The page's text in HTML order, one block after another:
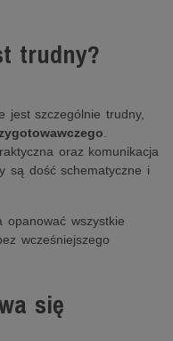
trudny?
jest szczególnie trudny,
oraz komunikacja
są dość schematyczne i
opanować wszystkie
wcześniejszego
się